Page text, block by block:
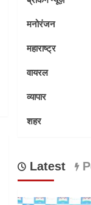
मनोरंजन
महाराष्ट्र
वायरल
व्यापार
शहर
Latest